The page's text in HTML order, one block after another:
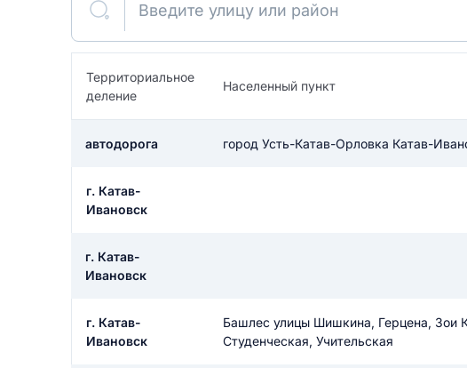
Введите улицу или район
Территориальное
деление
Населенный пункт
автодорога город Усть-Катав-Орловка Катав-
г. Катав-
Ивановск
г. Катав-
Ивановск
г. Катав-
Ивановск
Башлес улицы Шишкина, Герцена, Зои
Студенческая, Учительская
Как вы оцените
участок?
Введите свой номер телефона
Название населенного пункта
НАЙТИ МЕНЯ
СОХРАНИТЬ